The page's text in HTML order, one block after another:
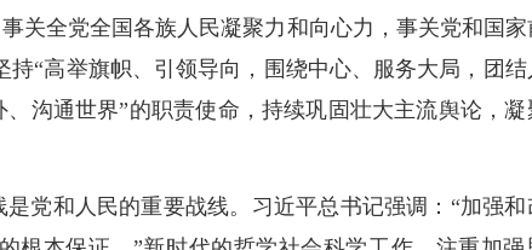
关全党全国各族人民凝聚力和向心力，事关党和国家
“高举旗帜、引领导向，围绕中心、服务大局，团结
沟通世界”的职责使命，持续巩固壮大主流舆论，凝
党和人民的重要战线。习近平总书记强调：“加强和